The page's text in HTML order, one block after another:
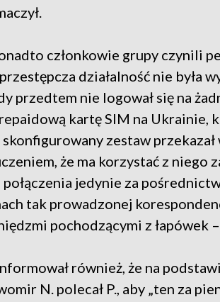
członkowie grupy czynili
działalność nie była
przedtem nie logował się na
kartę SIM na Ukrainie,
skonfigurowany zestaw
że ma korzystać z niego
połączenia jedynie za
tak prowadzonej
pochodzącymi z łapówek
również, że na
N. polecał P., aby „ten za